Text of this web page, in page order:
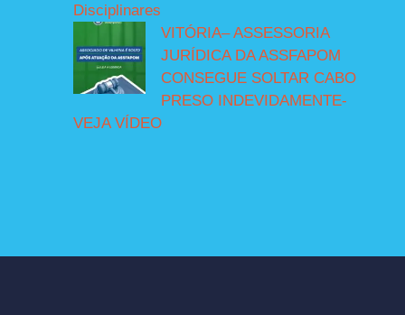
Disciplinares
VITÓRIA– ASSESSORIA
JURÍDICA DA ASSFAPOM
CONSEGUE SOLTAR CABO
PRESO INDEVIDAMENTE-
VEJA VÍDEO